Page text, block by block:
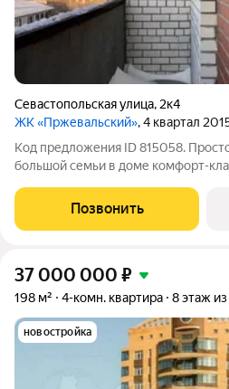
Севастопольская улица, 2к4
ЖК «Пржевальский», 4 квартал
Код предложения ID 815058.
большой семьи в доме комфорт-
грузовой и пассажирский.
комфортном четвертом этаже.В
Позвонить
37 000 000 ₽
198 м² 4-комн. квартира 8 этаж из
новостройка